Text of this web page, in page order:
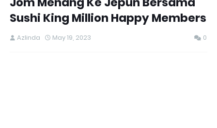
Sushi King Million Happy Members
Azlinda May 19, 2023 0